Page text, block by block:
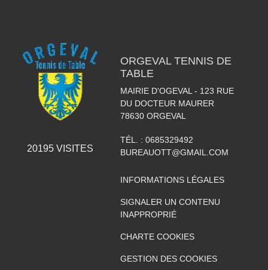
20195VISITES
ORGEVAL TENNIS DE
TABLE
MAIRIE D'OGEVAL - 123 RUE
DU DOCTEUR MAURER
78630 ORGEVAL
TÉL. : 0685329492
BUREAUOTT@GMAIL.COM
INFORMATIONS LÉGALES
SIGNALER UN CONTENU
INAPPROPRIÉ
CHARTE COOKIES
GESTION DES COOKIES